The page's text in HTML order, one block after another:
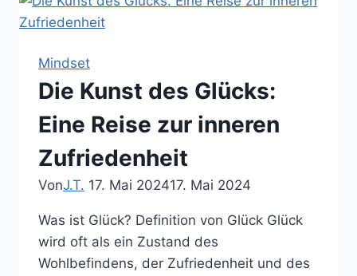
Wege
Mindset
Die Kunst des Glücks:
Eine Reise zur inneren
Zufriedenheit
VonJ.T. 17. Mai 202417. Mai 2024
Was ist Glück? Definition von Glück Glück
wird oft als ein Zustand des
Wohlbefindens, der Zufriedenheit und des